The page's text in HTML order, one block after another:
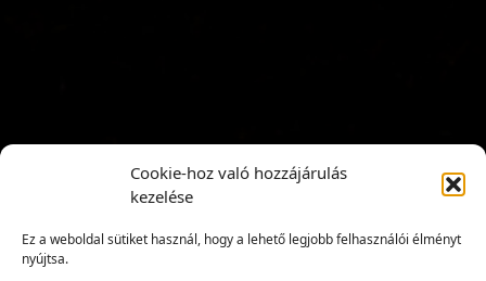
Cookie-hoz való hozzájárulás
kezelése
Ez a weboldal sütiket használ, hogy a lehető legjobb felhasználói élményt
nyújtsa.